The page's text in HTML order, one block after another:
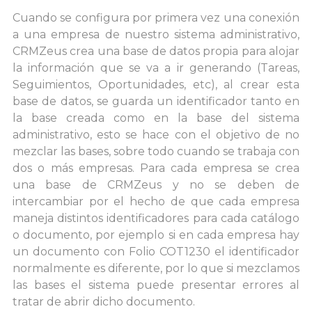
Cuando se configura por primera vez una conexión
a una empresa de nuestro sistema administrativo,
CRMZeus crea una base de datos propia para alojar
la información que se va a ir generando (Tareas,
Seguimientos, Oportunidades, etc), al crear esta
base de datos, se guarda un identificador tanto en
la base creada como en la base del sistema
administrativo, esto se hace con el objetivo de no
mezclar las bases, sobre todo cuando se trabaja con
dos o más empresas. Para cada empresa se crea
una base de CRMZeus y no se deben de
intercambiar por el hecho de que cada empresa
maneja distintos identificadores para cada catálogo
o documento, por ejemplo si en cada empresa hay
un documento con Folio COT1230 el identificador
normalmente es diferente, por lo que si mezclamos
las bases el sistema puede presentar errores al
tratar de abrir dicho documento.